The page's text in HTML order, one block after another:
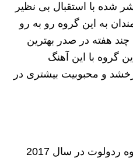
در سال 2019 منتشر شده با استقبال بی نظیر
به این گروه رو به‌ رو
هفته در صدر بهترین
گروه با این آهنگ
و محبوبیت بیشتری در
این آهنگ جذاب و زیبا را گروه ردولوت در سال 2017